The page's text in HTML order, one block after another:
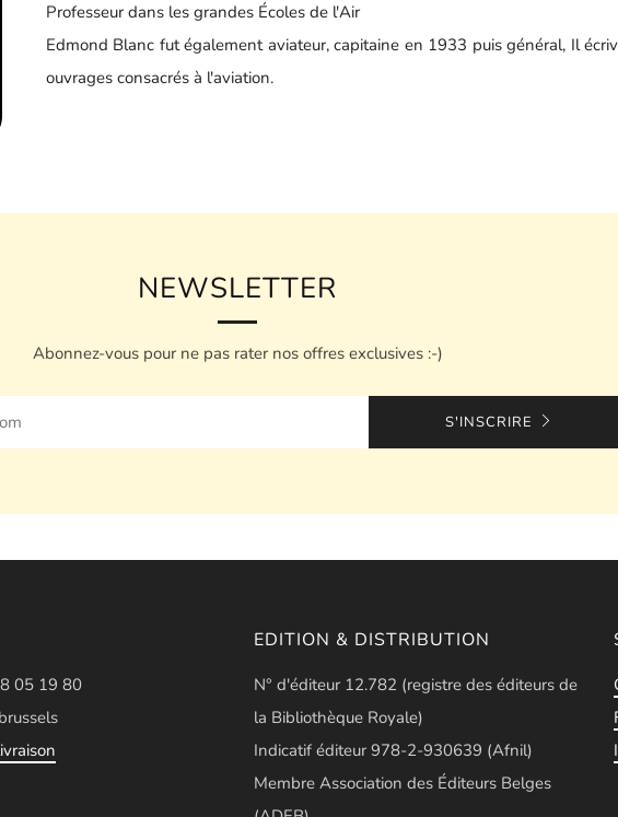
Professeur dans les grandes Écoles de l'Air
Edmond Blanc fut également aviateur, capitaine en 1933 puis général, Il
ouvrages consacrés à l'aviation.
NEWSLETTER
Abonnez-vous pour ne pas rater nos offres exclusives :-)
S'INSCRIRE
05 19 80
EDITION & DISTRIBUTION
N° d'éditeur 12.782 (registre des éditeurs de
la Bibliothèque Royale)
Indicatif éditeur 978-2-930639 (Afnil)
Membre Association des Éditeurs Belges